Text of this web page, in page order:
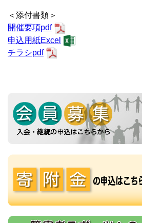
＜添付書類＞
開催要項pdf
申込用紙Excel
チラシpdf